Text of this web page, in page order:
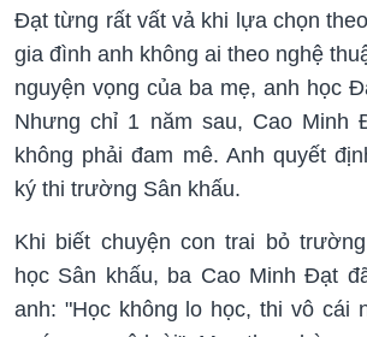
Đạt từng rất vất vả khi lựa chọn
gia đình anh không ai theo nghệ
nguyện vọng của ba mẹ, anh học
Nhưng chỉ 1 năm sau, Cao Minh
không phải đam mê. Anh quyết
ký thi trường Sân khấu.
Khi biết chuyện con trai bỏ
học Sân khấu, ba Cao Minh Đạt
anh: "Học không lo học, thi vô cái